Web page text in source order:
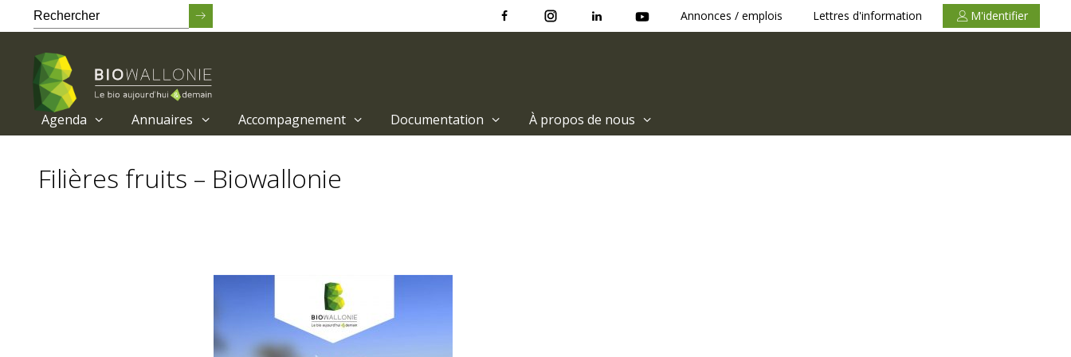
contenu
Annonces / emplois Lettres d'information M'identifier
Agenda Annuaires Accompagnement Documentation À propos de nous
Filières fruits – Biowallonie